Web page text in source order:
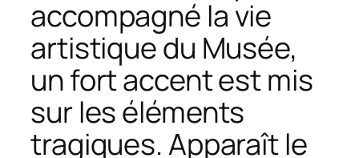
accompagné la vie
artistique du Musée,
un fort accent est mis
sur les éléments
tragiques. Apparaît le